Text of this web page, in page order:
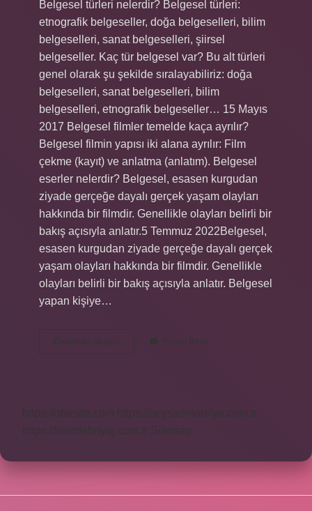
Belgesel türleri nelerdir? Belgesel türleri:
etnografik belgeseller, doğa belgeselleri, bilim
belgeselleri, sanat belgeselleri, şiirsel
belgeseller. Kaç tür belgesel var? Bu alt türleri
genel olarak şu şekilde sıralayabiliriz: doğa
belgeselleri, sanat belgeselleri, bilim
belgeselleri, etnografik belgeseller… 15 Mayıs
2017 Belgesel filmler temelde kaça ayrılır?
Belgesel filmin yapısı iki alana ayrılır: Film
çekme (kayıt) ve anlatma (anlatım). Belgesel
eserler nelerdir? Belgesel, esasen kurgudan
ziyade gerçeğe dayalı gerçek yaşam olayları
hakkında bir filmdir. Genellikle olayları belirli bir
bakış açısıyla anlatır.5 Temmuz 2022Belgesel,
esasen kurgudan ziyade gerçeğe dayalı gerçek
yaşam olayları hakkında bir filmdir. Genellikle
olayları belirli bir bakış açısıyla anlatır. Belgesel
yapan kişiye…
Devamını okuyun
Çeşit
Yorum Bırak
https://obirsite.com
https://beysanmobilya.com.tr
https://bastdebriyaj.com.tr Sitemap